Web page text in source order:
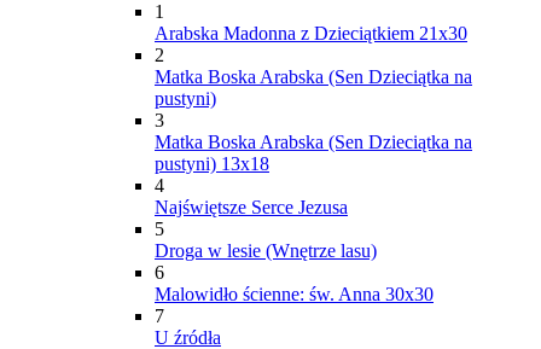
1
Arabska Madonna z Dzieciątkiem 21x30
2
Matka Boska Arabska (Sen Dzieciątka na
pustyni)
3
Matka Boska Arabska (Sen Dzieciątka na
pustyni) 13x18
4
Najświętsze Serce Jezusa
5
Droga w lesie (Wnętrze lasu)
6
Malowidło ścienne: św. Anna 30x30
7
U źródła